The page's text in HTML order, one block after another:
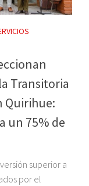
Transitoria
Quirihue:
un 75% de
superior a
por el